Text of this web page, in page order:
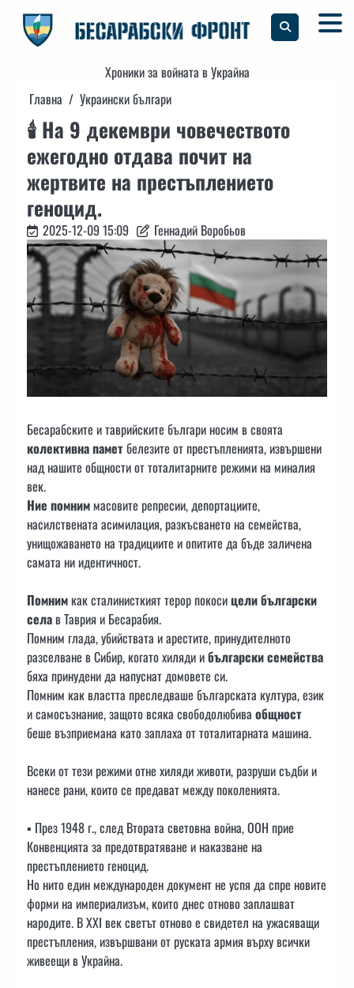
content
Хроники за войната в Украйна
Главна
Украински българи
🕯 На 9 декември човечеството
ежегодно отдава почит на
жертвите на престъплението
геноцид.
2025-12-09 15:09 Геннадий Воробьов
Бесарабските и таврийските българи носим в своята
колективна паметбелезите от престъпленията, извършени
над нашите общности от тоталитарните режими на миналия
век.
Ние помниммасовите репресии, депортациите,
насилствената асимилация, разкъсването на семейства,
унищожаването на традициите и опитите да бъде заличена
самата ни идентичност.
Помнимкак сталинисткият терор покосицели български
селав Таврия и Бесарабия.
Помним глада, убийствата и арестите, принудителното
разселване в Сибир, когато хиляди ибългарски семейства
бяха принудени да напуснат домовете си.
Помним как властта преследваше българската култура, език
и самосъзнание, защото всяка свободолюбива общност
беше възприемана като заплаха от тоталитарната машина.
Всеки от тези режими отне хиляди животи, разруши съдби и
нанесе рани, които се предават между поколенията.
▪️ През 1948 г., след Втората световна война, ООН прие
Конвенцията за предотвратяване и наказване на
престъплението геноцид.
Но нито един международен документ не успя да спре новите
форми на империализъм, които днес отново заплашват
народите. В XXI век светът отново е свидетел на ужасяващи
престъпления, извършвани от руската армия върху всички
живеещи в Украйна.